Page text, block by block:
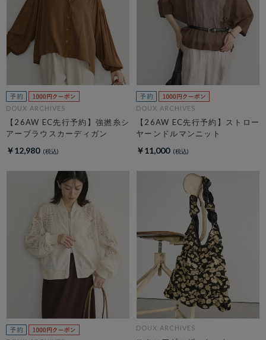
DOUX ARCHIVES
【26AW EC先行予約】強撚糸シ
アーブラウスカーディガン
￥12,980
DOUX ARCHIVES
【26AW EC先行予約】ストロー
ヤーンドルマンニット
￥11,000
DOUX ARCHIVES